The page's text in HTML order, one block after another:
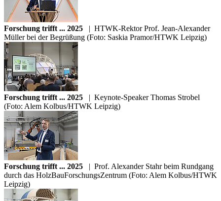
Forschung trifft ... 2025 | HTWK-Rektor Prof. Jean-Alexander
Müller bei der Begrüßung (Foto: Saskia Pramor/HTWK Leipzig)
Forschung trifft ... 2025 | Keynote-Speaker Thomas Strobel
(Foto: Alem Kolbus/HTWK Leipzig)
Forschung trifft ... 2025 | Prof. Alexander Stahr beim Rundgang
durch das HolzBauForschungsZentrum (Foto: Alem Kolbus/HTWK
Leipzig)